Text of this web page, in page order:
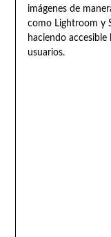
imágenes de
como Lightroom y
haciendo
usuarios.